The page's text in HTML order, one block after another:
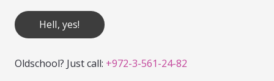
Hell, yes!
Oldschool? Just call: +972-3-561-24-82